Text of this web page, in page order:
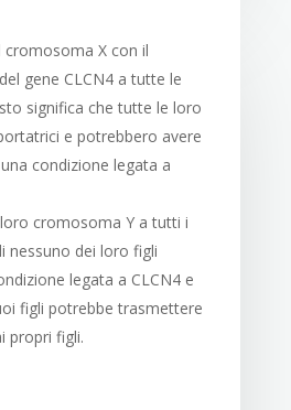
X con il
gene CLCN4 a tutte le
significa che tutte le loro
e potrebbero avere
condizione legata a
cromosoma Y a tutti i
nessuno dei loro figli
legata a CLCN4 e
figli potrebbe trasmettere
propri figli.